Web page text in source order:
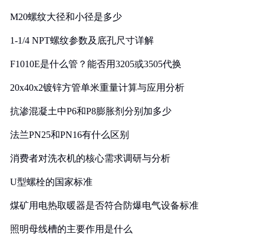
M20螺纹大径和小径是多少
1-1/4 NPT螺纹参数及底孔尺寸详解
F1010E是什么管？能否用3205或3505代换
20x40x2镀锌方管单米重量计算与应用分析
抗渗混凝土中P6和P8膨胀剂分别加多少
法兰PN25和PN16有什么区别
消费者对洗衣机的核心需求调研与分析
U型螺栓的国家标准
煤矿用电热取暖器是否符合防爆电气设备标准
照明母线槽的主要作用是什么